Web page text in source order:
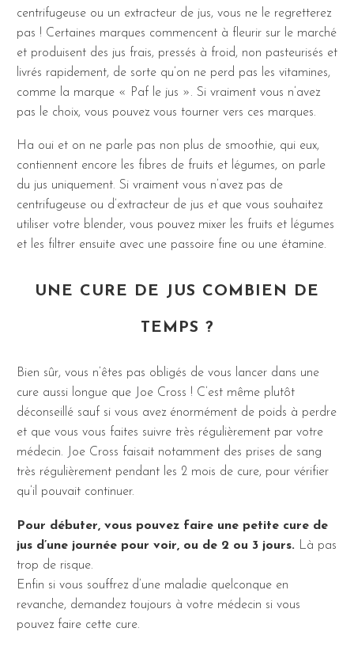
centrifugeuse ou un extracteur de jus, vous ne le regretterez
pas ! Certaines marques commencent à fleurir sur le marché
et produisent des jus frais, pressés à froid, non pasteurisés et
livrés rapidement, de sorte qu’on ne perd pas les vitamines,
comme la marque « Paf le jus ». Si vraiment vous n’avez
pas le choix, vous pouvez vous tourner vers ces marques.
Ha oui et on ne parle pas non plus de smoothie, qui eux,
contiennent encore les fibres de fruits et légumes, on parle
du jus uniquement. Si vraiment vous n’avez pas de
centrifugeuse ou d’extracteur de jus et que vous souhaitez
utiliser votre blender, vous pouvez mixer les fruits et légumes
et les filtrer ensuite avec une passoire fine ou une étamine.
UNE CURE DE JUS COMBIEN DE
TEMPS ?
Bien sûr, vous n’êtes pas obligés de vous lancer dans une
cure aussi longue que Joe Cross ! C’est même plutôt
déconseillé sauf si vous avez énormément de poids à perdre
et que vous vous faites suivre très régulièrement par votre
médecin. Joe Cross faisait notamment des prises de sang
très régulièrement pendant les 2 mois de cure, pour vérifier
qu’il pouvait continuer.
Pour débuter, vous pouvez faire une petite cure de
jus d’une journée pour voir, ou de 2 ou 3 jours. Là pas
trop de risque.
Enfin si vous souffrez d’une maladie quelconque en
revanche, demandez toujours à votre médecin si vous
pouvez faire cette cure.